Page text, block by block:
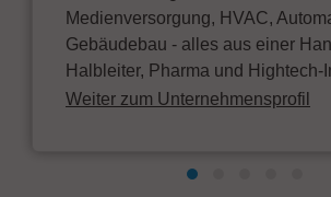
Medienversorgung, HVAC,
Gebäudebau - alles aus einer
Halbleiter, Pharma und Hightech-
Weiter zum Unternehmensprofil